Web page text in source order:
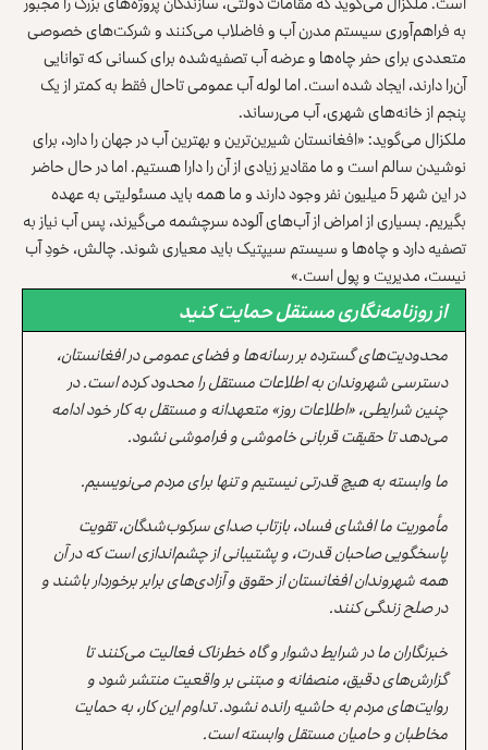
به فراهم‌آوری سیستم مدرن آب و فاضلاب می‌کنند و شرکت‌های خصوصی
متعددی برای حفر چاه‌ها و عرضه آب تصفیه‌شده برای کسانی که توانایی
آن‌را دارند، ایجاد شده است. اما لوله آب عمومی تاحال فقط به کمتر از یک
پنجم از خانه‌های شهری، آب می‌رساند.
ملکزال می‌گوید: «افغانستان شیرین‌ترین و بهترین آب در جهان را دارد، برای
نوشیدن سالم است و ما مقادیر زیادی از آن را دارا هستیم. اما در حال حاضر
در این شهر 5 میلیون نفر وجود دارند و ما همه باید مسئولیتی به عهده
بگیریم. بسیاری از امراض از آب‌های آلوده سرچشمه می‌گیرند، پس آب نیاز به
تصفیه دارد و چاه‌ها و سیستم سیپتیک باید معیاری شوند. چالش، خودِ آب
نیست، مدیریت و پول است.»
از روزنامه‌نگاری مستقل حمایت کنید
محدودیت‌های گسترده بر رسانه‌ها و فضای عمومی در افغانستان،
دسترسی شهروندان به اطلاعات مستقل را محدود کرده است. در
چنین شرایطی، «اطلاعات روز» متعهدانه و مستقل به کار خود ادامه
می‌دهد تا حقیقت قربانی خاموشی و فراموشی نشود.
ما وابسته به هیچ قدرتی نیستیم و تنها برای مردم می‌نویسیم.
مأموریت ما افشای فساد، بازتاب صدای سرکوب‌شدگان، تقویت
پاسخگویی صاحبان قدرت، و پشتیبانی از چشم‌اندازی است که در آن
همه شهروندان افغانستان از حقوق و آزادی‌های برابر برخوردار باشند و
در صلح زندگی کنند.
خبرنگاران ما در شرایط دشوار و گاه خطرناک فعالیت می‌کنند تا
گزارش‌های دقیق، منصفانه و مبتنی بر واقعیت منتشر شود و
روایت‌های مردم به حاشیه رانده نشود. تداوم این کار، به حمایت
مخاطبان و حامیان مستقل وابسته است.